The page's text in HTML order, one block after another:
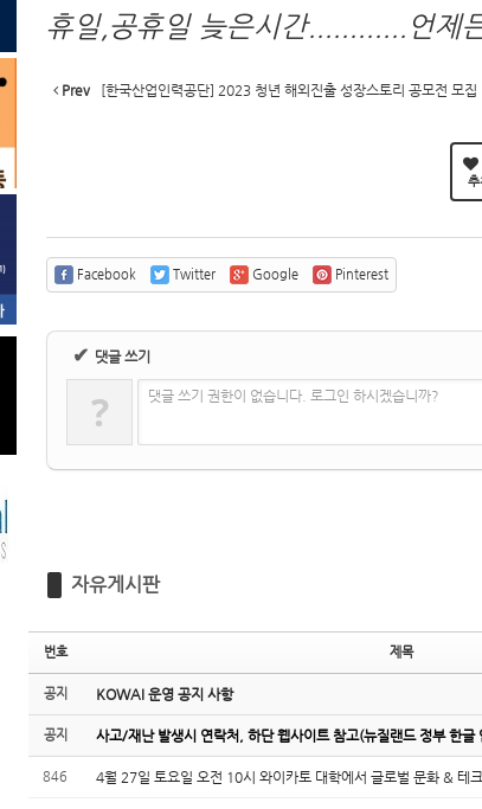
휴일,공휴일 늦은시간............언제
Prev [한국산업인력공단] 2023 청년 해외진출 성장스토리 공모전 모집
추
Facebook Twitter Google Pinterest
✔ 댓글 쓰기
? 댓글 쓰기 권한이 없습니다. 로그인 하시겠습니까?
자유게시판
번호 제목
공지 KOWAI 운영 공지 사항
공지 사고/재난 발생시 연락처, 하단 웹사이트 참고(뉴질랜드 정부 한글
846 4월 27일 토요일 오전 10시 와이카토 대학에서 글로벌 문화 & 테